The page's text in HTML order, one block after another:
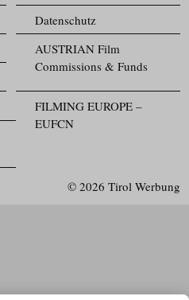
Datenschutz
AUSTRIAN Film
Commissions & Funds
FILMING EUROPE –
EUFCN
© 2026 Tirol Werbung